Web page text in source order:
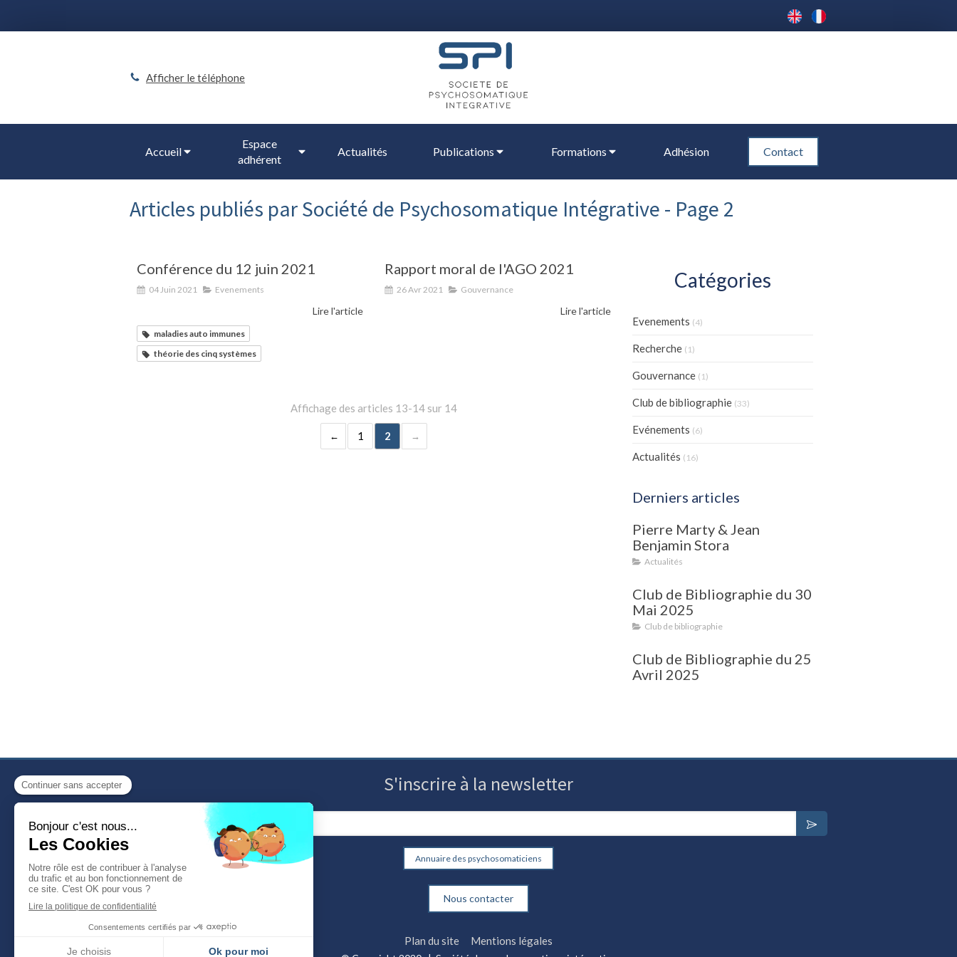
Afficher le téléphone
Accueil
Espace
adhérent
Actualités Publications Formations Adhésion Contact
Articles publiés par Société de Psychosomatique Intégrative - Page 2
Conférence du 12 juin 2021
04 Juin 2021 Evenements
Lire l'article
maladies auto immunes
théorie des cinq systèmes
Rapport moral de l'AGO 2021
26 Avr 2021 Gouvernance
Lire l'article
Affichage des articles 13-14 sur 14
1 2
Catégories
Evenements (4)
Recherche (1)
Gouvernance (1)
Club de bibliographie (33)
Evénements (6)
Actualités (16)
Derniers articles
Pierre Marty & Jean
Benjamin Stora
Actualités
Club de Bibliographie du 30
Mai 2025
Club de bibliographie
Club de Bibliographie du 25
Avril 2025
S'inscrire à la newsletter
Annuaire des psychosomaticiens
Nous contacter
Plan du site Mentions légales